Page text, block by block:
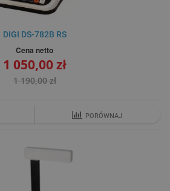
DIGI DS-782B RS
Cena netto
1 050,00 zł
1 190,00 zł
PORÓWNAJ